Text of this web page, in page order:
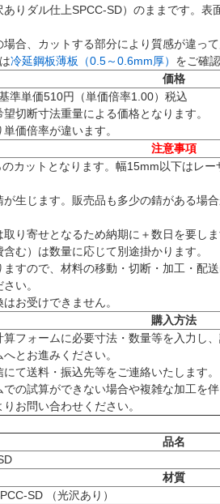
りダル仕上SPCC-SD）のままです。表
合、カットする部分により質感が違って
冷延鋼板薄板（0.5～0.6mm厚） をご確
価格
準単価510円（単価倍率1.00）税込
切断寸法重量による価格となります。
価倍率が違います。
注意事項
カットとなります。幅15mm以下はレ
生じます。販売品も多少の錆がある場
り寄せとなるため納期に＋数日を要しま
む）は数量に応じて別途掛かります。
ますので、材料の移動・切断・加工・配
い。
お受けできません。
購入方法
フォームに必要寸法・数量等を入力し
とお進みください。
て送料・振込先等をご連絡いたします。
での試算ができない場合や複雑な加工を
お問い合わせください。
品名
材質
SD （光沢あり）